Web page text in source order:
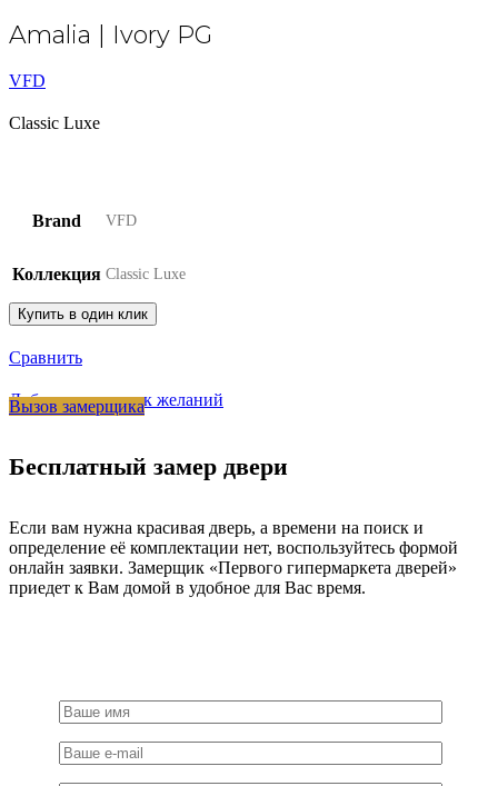
Amalia | Ivory PG
VFD
Classic Luxe
Brand VFD
Коллекция Classic Luxe
Купить в один клик
Сравнить
Добавить в список желаний
Вызов замерщика
Бесплатный замер двери
Если вам нужна красивая дверь, а времени на поиск и
определение её комплектации нет, воспользуйтесь формой
онлайн заявки. Замерщик «Первого гипермаркета дверей»
приедет к Вам домой в удобное для Вас время.